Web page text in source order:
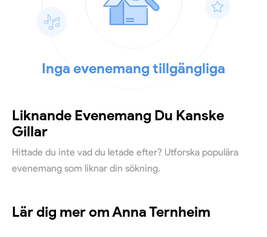
Inga evenemang tillgängliga
Liknande Evenemang Du Kanske
Gillar
Hittade du inte vad du letade efter? Utforska populära
evenemang som liknar din sökning.
Lär dig mer om Anna Ternheim